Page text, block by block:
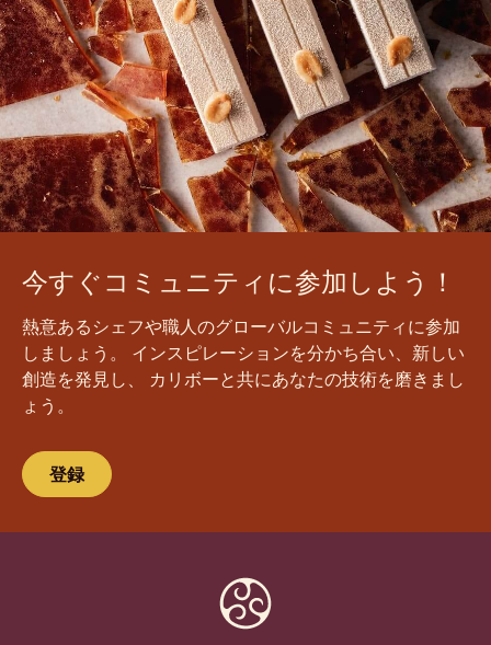
今すぐコミュニティに参加しよう！
熱意あるシェフや職人のグローバルコミュニティに参加
しましょう。 インスピレーションを分かち合い、新しい
創造を発見し、 カリボーと共にあなたの技術を磨きまし
ょう。
登録